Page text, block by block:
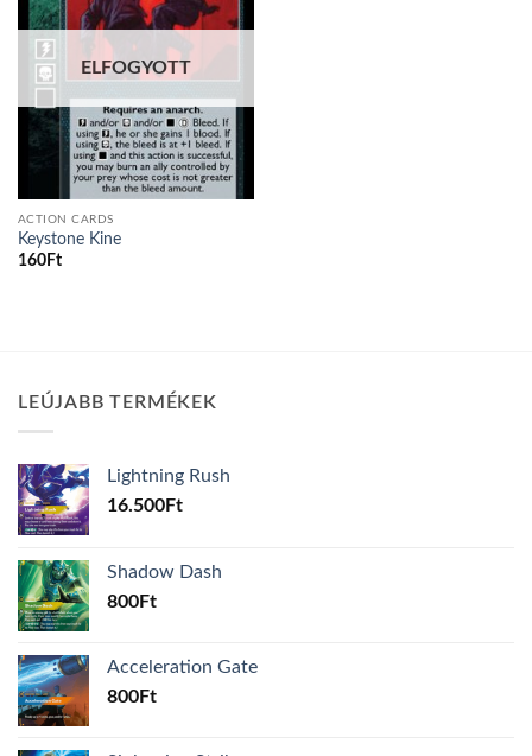
ELFOGYOTT
ACTION CARDS
Keystone Kine
160Ft
LEÚJABB TERMÉKEK
Lightning Rush
16.500Ft
Shadow Dash
800Ft
Acceleration Gate
800Ft